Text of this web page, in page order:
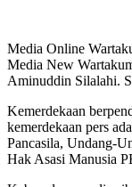
Media Online
Media New
Aminuddin Silalahi.
Kemerdekaan
kemerdekaan pers
Pancasila, Undang-
Hak Asasi Manusia